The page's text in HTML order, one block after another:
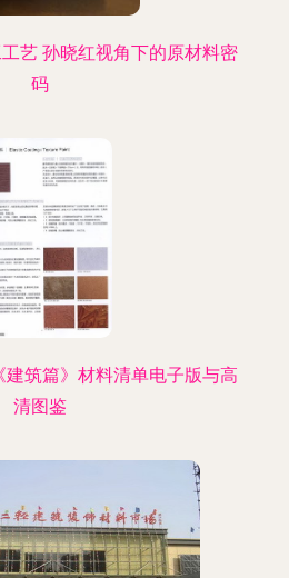
艺 孙晓红视角下的原材料密
码
筑篇》材料清单电子版与高
清图鉴